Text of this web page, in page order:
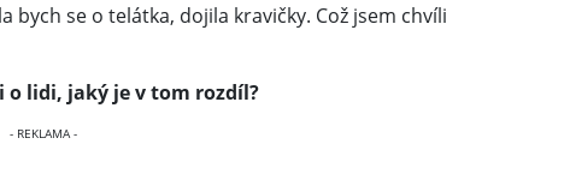
bych se o telátka, dojila kravičky. Což jsem chvíli
o lidi, jaký je v tom rozdíl?